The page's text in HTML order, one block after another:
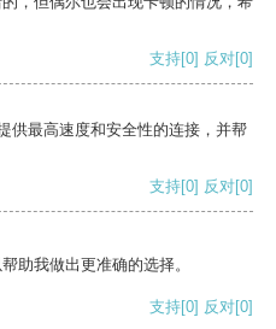
支持[0] 反对[0]
供最高速度和安全性的连接，并帮
支持[0] 反对[0]
助我做出更准确的选择。
支持[0] 反对[0]